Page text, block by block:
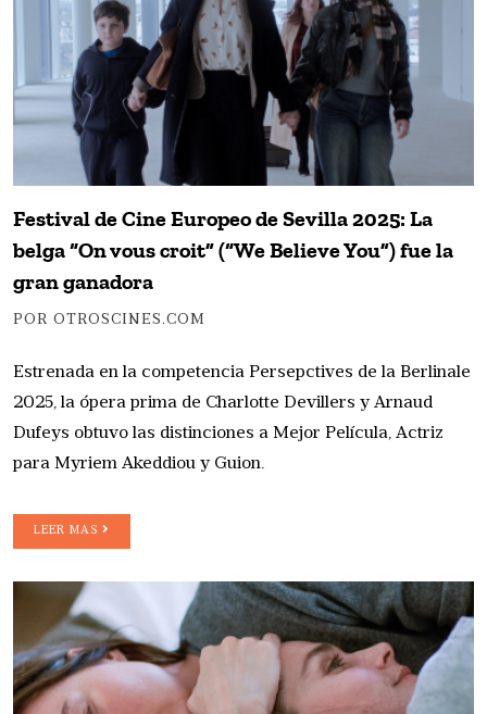
Festival de Cine Europeo de Sevilla 2025: La
belga “On vous croit” (“We Believe You”) fue la
gran ganadora
POR OTROSCINES.COM
Estrenada en la competencia Persepctives de la Berlinale
2025, la ópera prima de Charlotte Devillers y Arnaud
Dufeys obtuvo las distinciones a Mejor Película, Actriz
para Myriem Akeddiou y Guion.
LEER MAS